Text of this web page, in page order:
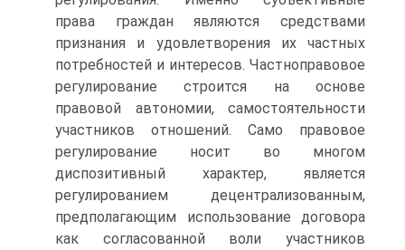
права граждан являются средствами
признания и удовлетворения их частных
потребностей и интересов. Частноправовое
регулирование строится на основе
правовой автономии, самостоятельности
участников отношений. Само правовое
регулирование носит во многом
диспозитивный характер, является
регулированием децентрализованным,
предполагающим использование договора
как согласованной воли участников